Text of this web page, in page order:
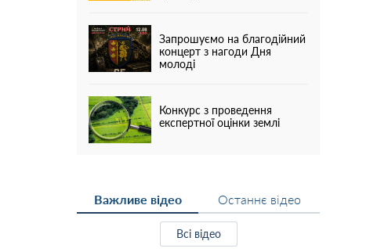
Запрошуємо на благодійний
концерт з нагоди Дня
молоді
Конкурс з проведення
експертної оцінки землі
Важливе відео Останнє відео
Всі відео